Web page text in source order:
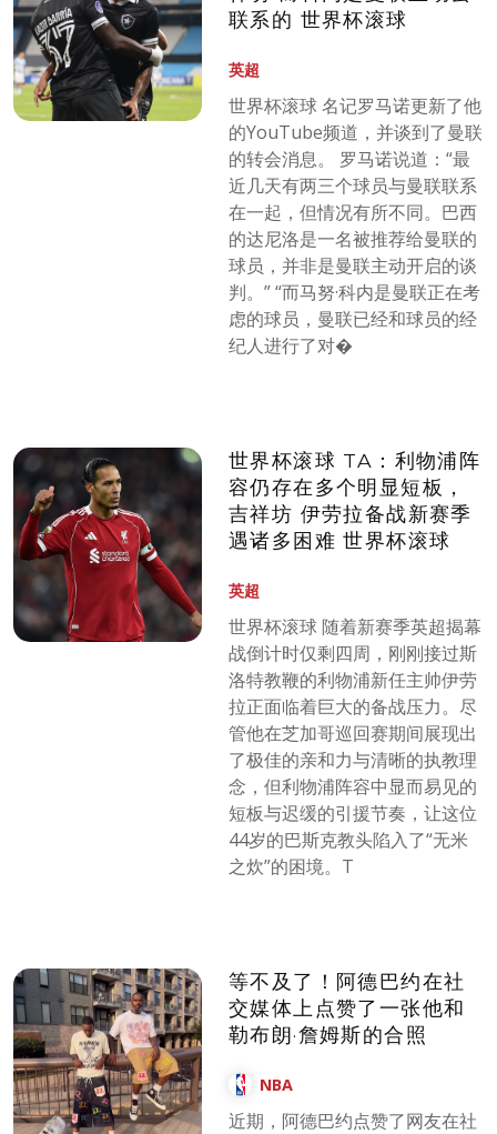
联系的 世界杯滚球
英超
世界杯滚球 名记罗马诺更新了他
的YouTube频道，并谈到了曼联
的转会消息。 罗马诺说道：“最
近几天有两三个球员与曼联联系
在一起，但情况有所不同。巴西
的达尼洛是一名被推荐给曼联的
球员，并非是曼联主动开启的谈
判。” “而马努·科内是曼联正在考
虑的球员，曼联已经和球员的经
纪人进行了对�
世界杯滚球 TA：利物浦阵
容仍存在多个明显短板，
吉祥坊 伊劳拉备战新赛季
遇诸多困难 世界杯滚球
英超
世界杯滚球 随着新赛季英超揭幕
战倒计时仅剩四周，刚刚接过斯
洛特教鞭的利物浦新任主帅伊劳
拉正面临着巨大的备战压力。尽
管他在芝加哥巡回赛期间展现出
了极佳的亲和力与清晰的执教理
念，但利物浦阵容中显而易见的
短板与迟缓的引援节奏，让这位
44岁的巴斯克教头陷入了“无米
之炊”的困境。T
等不及了！阿德巴约在社
交媒体上点赞了一张他和
勒布朗·詹姆斯的合照
NBA
近期，阿德巴约点赞了网友在社